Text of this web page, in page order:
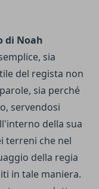
di Noah
sia
del regista non
sia perché
servendosi
della sua
terreni che nel
della regia
in tale maniera.